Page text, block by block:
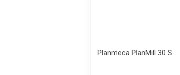
Planmeca PlanMill 30 S